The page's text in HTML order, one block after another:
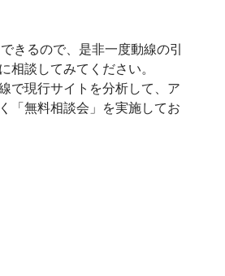
きるので、是非一度動線の引
相談してみてください。
で現行サイトを分析して、ア
「無料相談会」を実施してお